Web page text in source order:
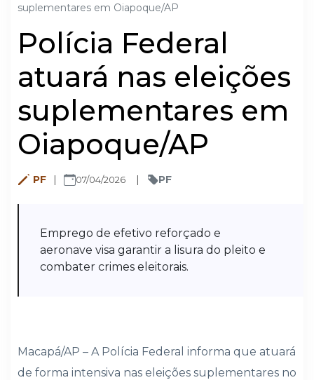
suplementares em Oiapoque/AP
Polícia Federal
atuará nas eleições
suplementares em
Oiapoque/AP
PF 07/04/2026 PF
Emprego de efetivo reforçado e
aeronave visa garantir a lisura do pleito e
combater crimes eleitorais.
Macapá/AP – A Polícia Federal informa que atuará
de forma intensiva nas eleições suplementares no